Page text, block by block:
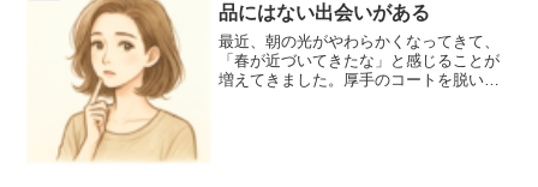
品にはない出会いがある
最近、朝の光がやわらかくなってきて、
「春が近づいてきたな」と感じることが
増えてきました。厚手のコートを脱い